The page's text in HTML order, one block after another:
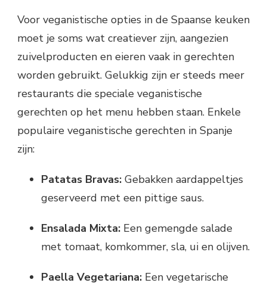
Voor veganistische opties in de Spaanse keuken
moet je soms wat creatiever zijn, aangezien
zuivelproducten en eieren vaak in gerechten
worden gebruikt. Gelukkig zijn er steeds meer
restaurants die speciale veganistische
gerechten op het menu hebben staan. Enkele
populaire veganistische gerechten in Spanje
zijn:
Patatas Bravas: Gebakken aardappeltjes
geserveerd met een pittige saus.
Ensalada Mixta: Een gemengde salade
met tomaat, komkommer, sla, ui en olijven.
Paella Vegetariana: Een vegetarische